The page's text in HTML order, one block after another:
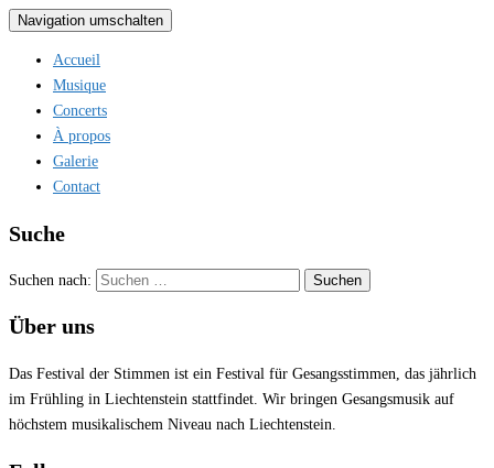
Navigation umschalten
Accueil
Musique
Concerts
À propos
Galerie
Contact
Suche
Suchen nach:
Über uns
Das Festival der Stimmen ist ein Festival für Gesangsstimmen, das jährlich
im Frühling in Liechtenstein stattfindet. Wir bringen Gesangsmusik auf
höchstem musikalischem Niveau nach Liechtenstein.